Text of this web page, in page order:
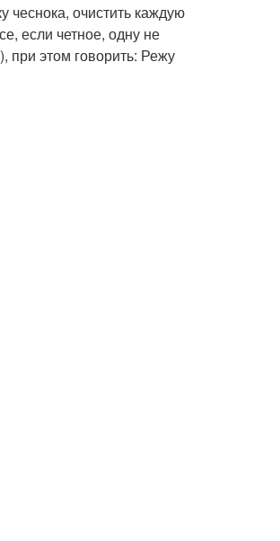
чеснока, очистить каждую
если четное, одну не
при этом говорить: Режу